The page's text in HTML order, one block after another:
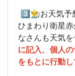
3️⃣👨‍🌾お天気
ひまわり衛星
なさんも天気
に記入、個人
をもとに行動